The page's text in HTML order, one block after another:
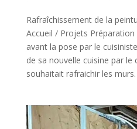
Rafraîchissement de la
Accueil / Projets
avant la pose par le
de sa nouvelle cuisine par le
souhaitait rafraichir les murs.